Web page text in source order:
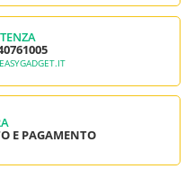
E PAGAMENTO